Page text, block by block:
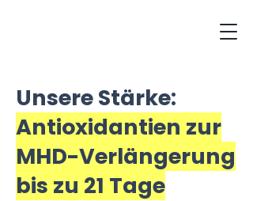
Unsere Stärke:
Antioxidantien zur
MHD-Verlängerung
bis zu 21 Tage